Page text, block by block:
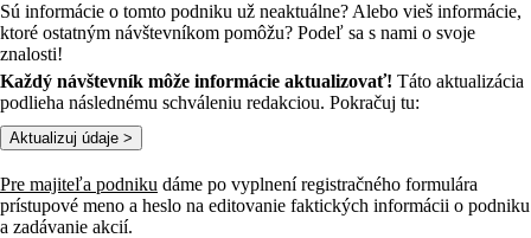
Sú informácie o tomto podniku už neaktuálne? Alebo vieš informácie,
ktoré ostatným návštevníkom pomôžu? Podeľ sa s nami o svoje
znalosti!
Každý návštevník môže informácie aktualizovať! Táto aktualizácia
podlieha následnému schváleniu redakciou. Pokračuj tu:
Pre majiteľa podniku dáme po vyplnení registračného formulára
prístupové meno a heslo na editovanie faktických informácii o podniku
a zadávanie akcií.